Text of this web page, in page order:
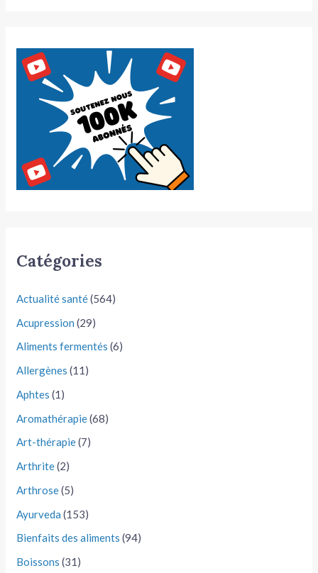
Catégories
Actualité santé(564)
Acupression (29)
Aliments fermentés (6)
Allergènes (11)
Aphtes (1)
Aromathérapie(68)
Art-thérapie(7)
Arthrite(2)
Arthrose(5)
Ayurveda (153)
Bienfaits des aliments (94)
Boissons (31)